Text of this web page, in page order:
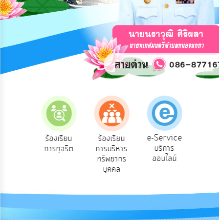
การ
ปฏิสัมพันธ์
ฟัง
ความ
ยุทธศาสตร์/
ทรัพยากร
ร้องเรียน
การทุจริต
ร้องเรียน
การบริหาร
ทรัพยากร
บุคคล
e-Service
บริการ
ออนไลน์